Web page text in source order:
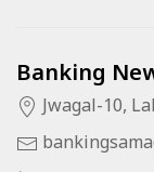
Banking
Jwagal-10,